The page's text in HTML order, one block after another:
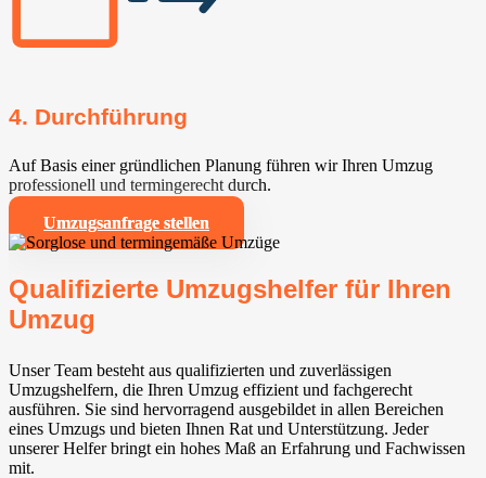
4. Durchführung
Auf Basis einer gründlichen Planung führen wir Ihren Umzug
professionell und termingerecht durch.
Umzugsanfrage stellen
Qualifizierte Umzugshelfer für Ihren
Umzug
Unser Team besteht aus qualifizierten und zuverlässigen
Umzugshelfern, die Ihren Umzug effizient und fachgerecht
ausführen. Sie sind hervorragend ausgebildet in allen Bereichen
eines Umzugs und bieten Ihnen Rat und Unterstützung. Jeder
unserer Helfer bringt ein hohes Maß an Erfahrung und Fachwissen
mit.